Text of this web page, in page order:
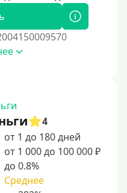
4
от 1 до 180 дней
от 1 000 до 100 000 ₽
до 0.8%
Среднее